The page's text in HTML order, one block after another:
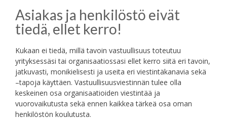
Asiakas ja henkilöstö eivät
tiedä, ellet kerro!
Kukaan ei tiedä, millä tavoin vastuullisuus toteutuu
yrityksessäsi tai organisaatiossasi ellet kerro siitä eri tavoin,
jatkuvasti, monikielisesti ja useita eri viestintäkanavia sekä
–tapoja käyttäen. Vastuullisuusviestinnän tulee olla
keskeinen osa organisaatioiden viestintää ja
vuorovaikutusta sekä ennen kaikkea tärkeä osa oman
henkilöstön koulutusta.